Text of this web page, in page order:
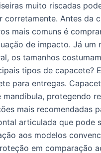
muito riscadas
Antes da
mais comuns é
de impacto. Já
os tamanhos
tipos de capacete?
para entregas.
protegendo
mais recomendadas
articulada que pode
aos modelos
em comparação